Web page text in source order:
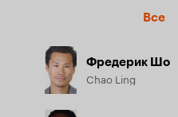
Все
Фредерик Шо
Chao Ling